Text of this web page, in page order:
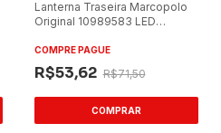
Lanterna Traseira Marcopolo
Original 10989583 LED
COMPRE PAGUE
R$53,62 R$71,50